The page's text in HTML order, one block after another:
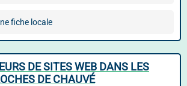
fiche locale
DE SITES WEB DANS LES
DE CHAUVÉ